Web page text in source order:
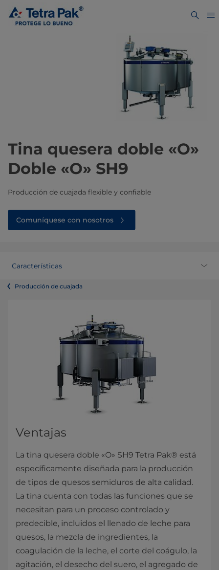
Tina quesera doble «O»
Doble «O» SH9
Producción de cuajada flexible y confiable
Comuníquese con nosotros
Características
Producción de cuajada
Ventajas
La tina quesera doble «O» SH9 Tetra Pak® está
específicamente diseñada para la producción
de tipos de quesos semiduros de alta calidad.
La tina cuenta con todas las funciones que se
necesitan para un proceso controlado y
predecible, incluidos el llenado de leche para
quesos, la mezcla de ingredientes, la
coagulación de la leche, el corte del coágulo, la
agitación, el desecho del suero, el agregado de